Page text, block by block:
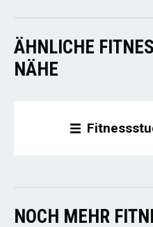
ÄHNLICHE
NÄHE
NOCH MEHR